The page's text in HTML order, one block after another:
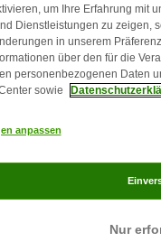
um Ihre Erfahrung mit
Dienstleistungen zu zeigen,
in unserem
über den für die
personenbezogenen Daten
sowie
anpassen
Nur